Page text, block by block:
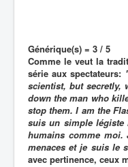
Générique(s) = 3 / 5
Comme le veut la
série aux spectateurs:
scientist, but secretly,
down the man who
stop them. I am the
suis un simple légiste
humains comme moi.
menaces et je suis le
avec pertinence, ceux